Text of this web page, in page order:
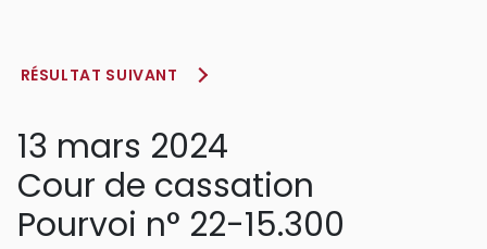
RÉSULTAT SUIVANT
13 mars 2024
Cour de cassation
Pourvoi n° 22-15.300